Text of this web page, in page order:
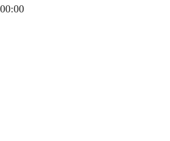
00:00